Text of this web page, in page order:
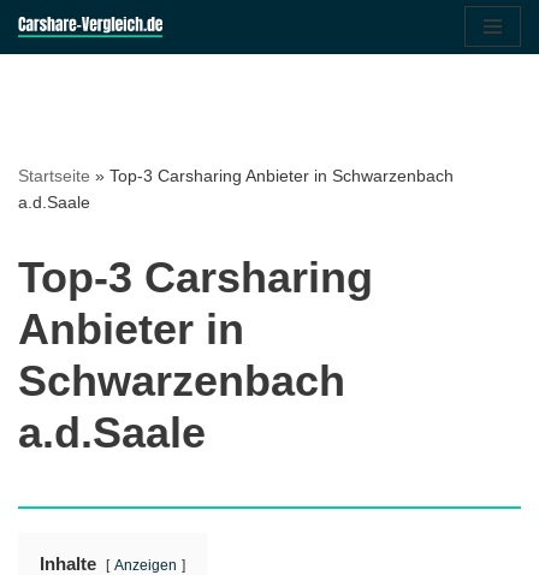
Startseite » Top-3 Carsharing Anbieter in Schwarzenbach
a.d.Saale
Top-3 Carsharing
Anbieter in
Schwarzenbach
a.d.Saale
Inhalte Anzeigen